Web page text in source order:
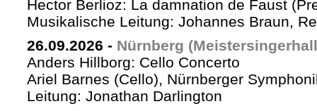
Hector Berlioz: La damnation de Faust
Musikalische Leitung: Johannes Braun,
26.09.2026 - Nürnberg
Anders Hillborg: Cello Concerto
Ariel Barnes (Cello), Nürnberger
Leitung: Jonathan Darlington